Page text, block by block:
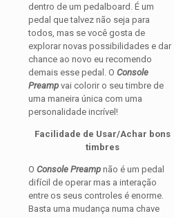
dentro de um pedalboard. É um
pedal que talvez não seja para
todos, mas se você gosta de
explorar novas possibilidades e dar
chance ao novo eu recomendo
demais esse pedal. O Console
Preamp vai colorir o seu timbre de
uma maneira única com uma
personalidade incrível!
Facilidade de Usar/Achar bons
timbres
O Console Preamp não é um pedal
difícil de operar mas a interação
entre os seus controles é enorme.
Basta uma mudança numa chave